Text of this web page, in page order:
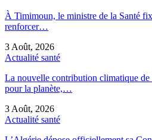
À Timimoun, le ministre de la Santé
renforcer…
3 Août, 2026
Actualité santé
La nouvelle contribution climatique de
pour la planète,…
3 Août, 2026
Actualité santé